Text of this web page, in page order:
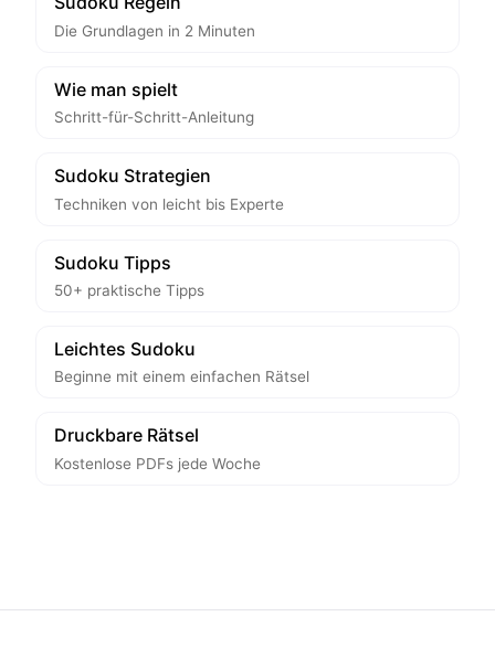
Die Grundlagen in 2 Minuten
Wie man spielt
Schritt-für-Schritt-Anleitung
Sudoku Strategien
Techniken von leicht bis Experte
Sudoku Tipps
50+ praktische Tipps
Leichtes Sudoku
Beginne mit einem einfachen Rätsel
Druckbare Rätsel
Kostenlose PDFs jede Woche